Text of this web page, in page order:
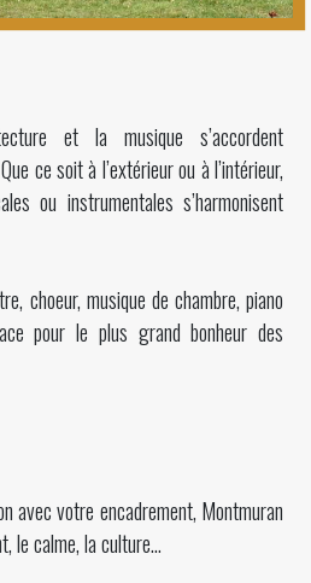
et la musique s’accordent
ce soit à l’extérieur ou à l’intérieur,
ou instrumentales s’harmonisent
choeur, musique de chambre, piano
pour le plus grand bonheur des
avec votre encadrement, Montmuran
le calme, la culture…